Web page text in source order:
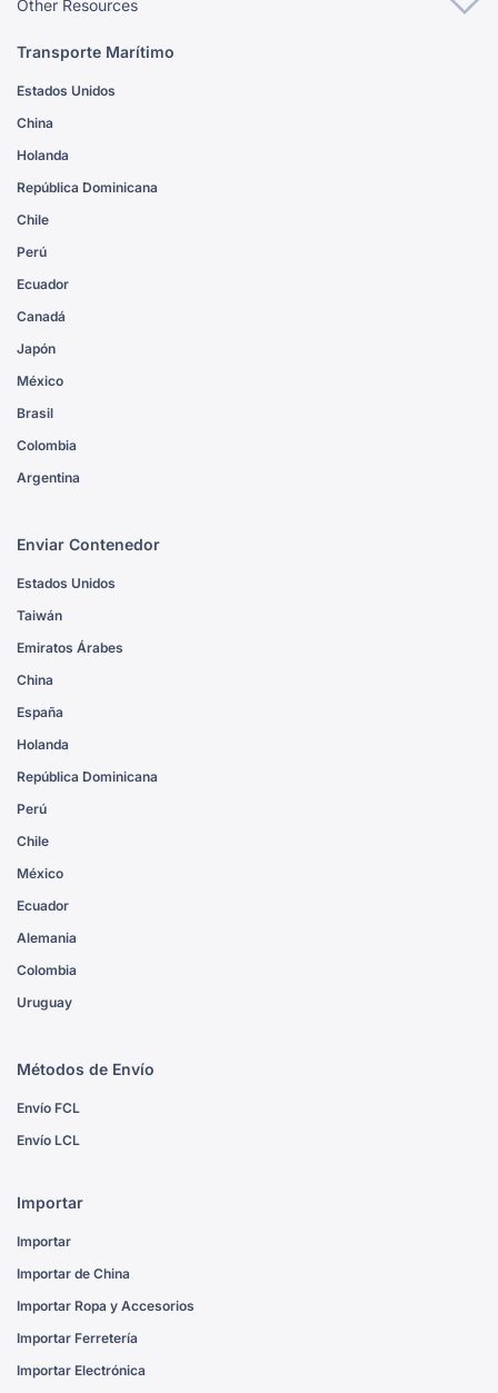
Other Resources
Transporte Marítimo
Estados Unidos
China
Holanda
República Dominicana
Chile
Perú
Ecuador
Canadá
Japón
México
Brasil
Colombia
Argentina
Enviar Contenedor
Estados Unidos
Taiwán
Emiratos Árabes
China
España
Holanda
República Dominicana
Perú
Chile
México
Ecuador
Alemania
Colombia
Uruguay
Métodos de Envío
Envío FCL
Envío LCL
Importar
Importar
Importar de China
Importar Ropa y Accesorios
Importar Ferretería
Importar Electrónica